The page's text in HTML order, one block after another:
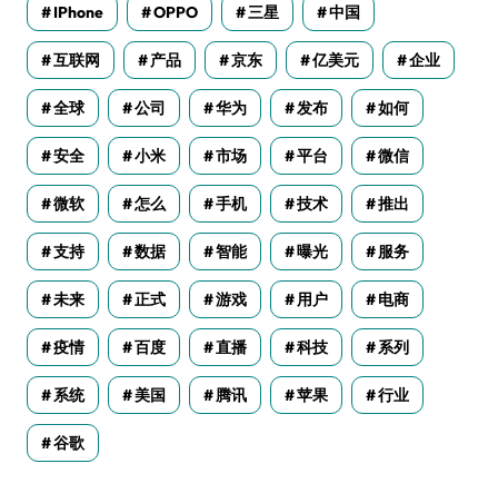
IPhone OPPO 三星 中国
互联网 产品 京东 亿美元 企业
全球 公司 华为 发布 如何
安全 小米 市场 平台 微信
微软 怎么 手机 技术 推出
支持 数据 智能 曝光 服务
未来 正式 游戏 用户 电商
疫情 百度 直播 科技 系列
系统 美国 腾讯 苹果 行业
谷歌